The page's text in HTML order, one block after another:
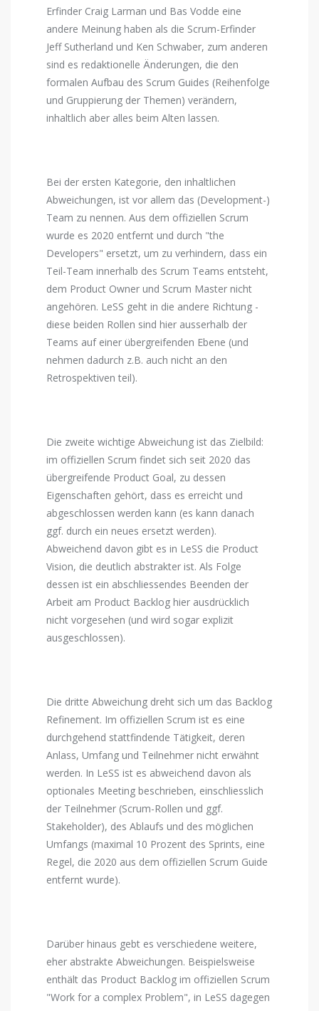
Erfinder Craig Larman und Bas Vodde eine
andere Meinung haben als die Scrum-Erfinder
Jeff Sutherland und Ken Schwaber, zum anderen
sind es redaktionelle Änderungen, die den
formalen Aufbau des Scrum Guides (Reihenfolge
und Gruppierung der Themen) verändern,
inhaltlich aber alles beim Alten lassen.
Bei der ersten Kategorie, den inhaltlichen
Abweichungen, ist vor allem das (Development-)
Team zu nennen. Aus dem offiziellen Scrum
wurde es 2020 entfernt und durch "the
Developers" ersetzt, um zu verhindern, dass ein
Teil-Team innerhalb des Scrum Teams entsteht,
dem Product Owner und Scrum Master nicht
angehören. LeSS geht in die andere Richtung -
diese beiden Rollen sind hier ausserhalb der
Teams auf einer übergreifenden Ebene (und
nehmen dadurch z.B. auch nicht an den
Retrospektiven teil).
Die zweite wichtige Abweichung ist das Zielbild:
im offiziellen Scrum findet sich seit 2020 das
übergreifende Product Goal, zu dessen
Eigenschaften gehört, dass es erreicht und
abgeschlossen werden kann (es kann danach
ggf. durch ein neues ersetzt werden).
Abweichend davon gibt es in LeSS die Product
Vision, die deutlich abstrakter ist. Als Folge
dessen ist ein abschliessendes Beenden der
Arbeit am Product Backlog hier ausdrücklich
nicht vorgesehen (und wird sogar explizit
ausgeschlossen).
Die dritte Abweichung dreht sich um das Backlog
Refinement. Im offiziellen Scrum ist es eine
durchgehend stattfindende Tätigkeit, deren
Anlass, Umfang und Teilnehmer nicht erwähnt
werden. In LeSS ist es abweichend davon als
optionales Meeting beschrieben, einschliesslich
der Teilnehmer (Scrum-Rollen und ggf.
Stakeholder), des Ablaufs und des möglichen
Umfangs (maximal 10 Prozent des Sprints, eine
Regel, die 2020 aus dem offiziellen Scrum Guide
entfernt wurde).
Darüber hinaus gebt es verschiedene weitere,
eher abstrakte Abweichungen. Beispielsweise
enthält das Product Backlog im offiziellen Scrum
"Work for a complex Problem", in LeSS dagegen